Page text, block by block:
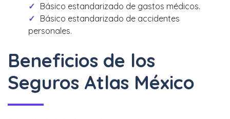
Básico estandarizado de gastos médicos.
Básico estandarizado de accidentes
personales.
Beneficios de los
Seguros Atlas México